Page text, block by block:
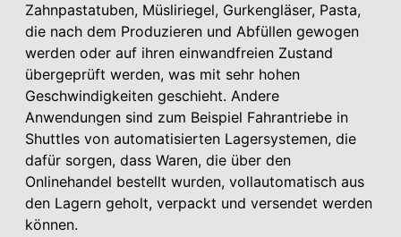
Zahnpastatuben, Müsliriegel, Gurkengläser, Pasta,
die nach dem Produzieren und Abfüllen gewogen
werden oder auf ihren einwandfreien Zustand
übergeprüft werden, was mit sehr hohen
Geschwindigkeiten geschieht. Andere
Anwendungen sind zum Beispiel Fahrantriebe in
Shuttles von automatisierten Lagersystemen, die
dafür sorgen, dass Waren, die über den
Onlinehandel bestellt wurden, vollautomatisch aus
den Lagern geholt, verpackt und versendet werden
können.